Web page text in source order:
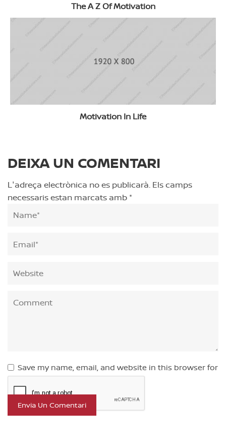
The A Z Of Motivation
Motivation In Life
DEIXA UN COMENTARI
L'adreça electrònica no es publicarà. Els camps
necessaris estan marcats amb *
Save my name, email, and website in this browser for
the next time I comment.